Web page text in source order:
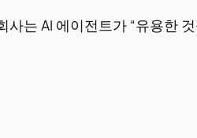
는 AI 에이전트가 “유용한